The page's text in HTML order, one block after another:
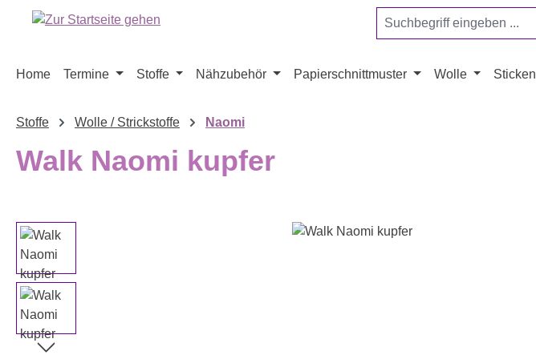
Hauptinhalt springen
Zur Suche springen
Zur Hauptnavigation springen
Home Termine Stoffe Nähzubehör Papierschnittmuster Wolle Sticken
Stoffe Wolle / Strickstoffe Naomi
Walk Naomi kupfer
Bildergalerie überspringen